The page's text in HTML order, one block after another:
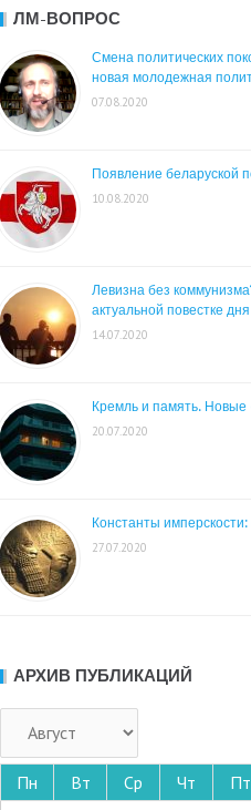
ЛМ-ВОПРОС
Смена политических
новая молодежная
07.08.2020
Появление беларуской
10.08.2020
Левизна без
актуальной повестке дня
14.07.2020
Кремль и память. Новые
20.07.2020
Константы имперскости:
27.07.2020
АРХИВ ПУБЛИКАЦИЙ
Пн Вт Ср Чт Пт